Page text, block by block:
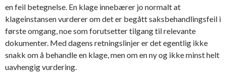
en feil betegnelse. En klage innebærer jo normalt at
klageinstansen vurderer om det er begått saksbehandlingsfeil i
første omgang, noe som forutsetter tilgang til relevante
dokumenter. Med dagens retningslinjer er det egentlig ikke
snakk om å behandle en klage, men om en ny og ikke minst helt
uavhengig vurdering.